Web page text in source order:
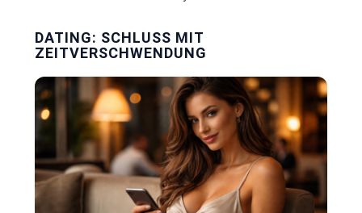
DATING: SCHLUSS MIT
ZEITVERSCHWENDUNG